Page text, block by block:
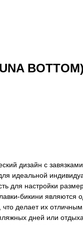
BOTTOM)
дизайн с
идеальной
для настройки
бикини являются
делает их
дней или